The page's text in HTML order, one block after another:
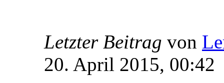
Letzter Beitrag von
20. April 2015, 00:42